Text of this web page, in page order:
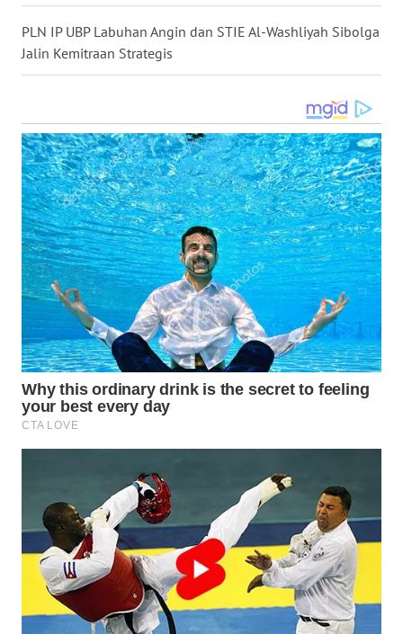
PLN IP UBP Labuhan Angin dan STIE Al-Washliyah Sibolga
Jalin Kemitraan Strategis
LESUNG
WN
SIMALUNGUN
WN
LABUHANBATU
WN
TAPANULI
TENGAH
WN DELI
SERDANG
WN
PAKPAK
WN
KARAWANG